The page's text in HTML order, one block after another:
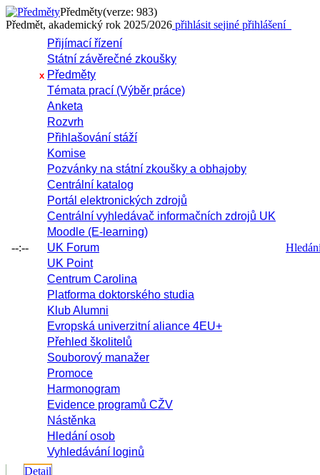
Předměty(verze: 983)
Předmět, akademický rok 2025/2026 přihlásit sejiné přihlášení
--:--
Přijímací řízení
Státní závěrečné zkoušky
x Předměty
Témata prací (Výběr práce)
Anketa
Rozvrh
Přihlašování stáží
Komise
Pozvánky na státní zkoušky a obhajoby
Centrální katalog
Portál elektronických zdrojů
Centrální vyhledávač informačních zdrojů UK
Moodle (E-learning)
UK Forum
UK Point
Centrum Carolina
Platforma doktorského studia
Klub Alumni
Evropská univerzitní aliance 4EU+
Přehled školitelů
Souborový manažer
Promoce
Harmonogram
Evidence programů CŽV
Nástěnka
Hledání osob
Vyhledávání loginů
Detail